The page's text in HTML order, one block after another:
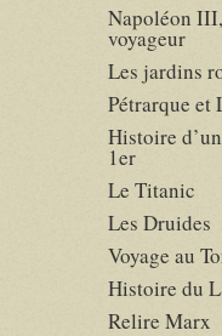
Napoléon
voyageur
Les jardins
Pétrarque et
Histoire
1er
Le Titanic
Les Druides
Voyage au
Histoire du
Relire Marx